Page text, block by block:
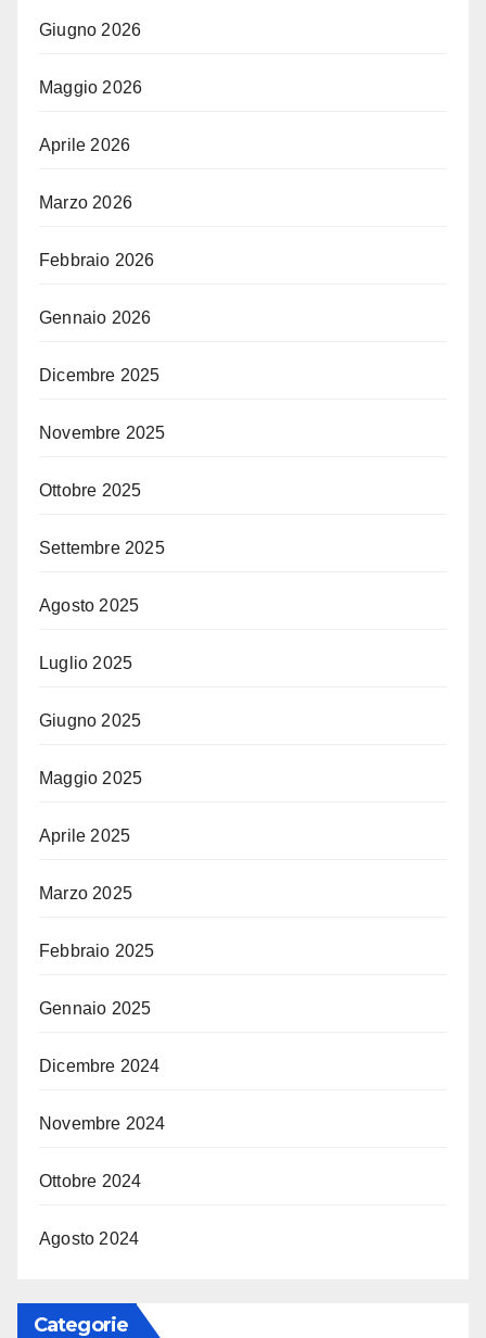
Giugno 2026
Maggio 2026
Aprile 2026
Marzo 2026
Febbraio 2026
Gennaio 2026
Dicembre 2025
Novembre 2025
Ottobre 2025
Settembre 2025
Agosto 2025
Luglio 2025
Giugno 2025
Maggio 2025
Aprile 2025
Marzo 2025
Febbraio 2025
Gennaio 2025
Dicembre 2024
Novembre 2024
Ottobre 2024
Agosto 2024
Categorie